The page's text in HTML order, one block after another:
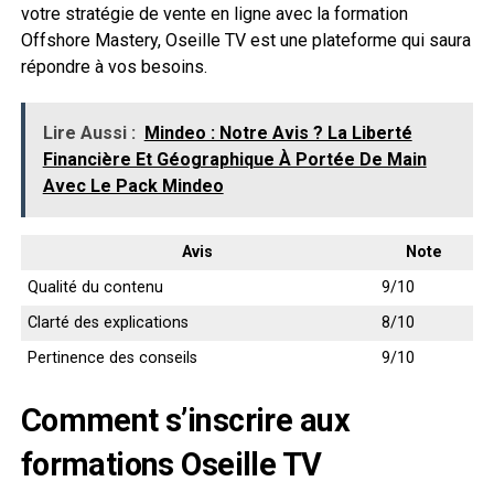
votre stratégie de vente en ligne avec la formation
Offshore Mastery, Oseille TV est une plateforme qui saura
répondre à vos besoins.
Lire Aussi :
Mindeo : Notre Avis ? La Liberté
Financière Et Géographique À Portée De Main
Avec Le Pack Mindeo
Avis
Note
Qualité du contenu
9/10
Clarté des explications
8/10
Pertinence des conseils
9/10
Comment s’inscrire aux
formations Oseille TV